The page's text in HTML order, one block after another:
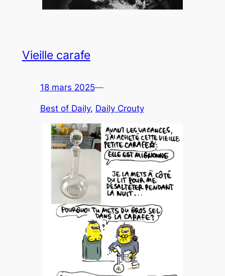
Vieille carafe
18 mars 2025—
Best of Daily, Daily Crouty